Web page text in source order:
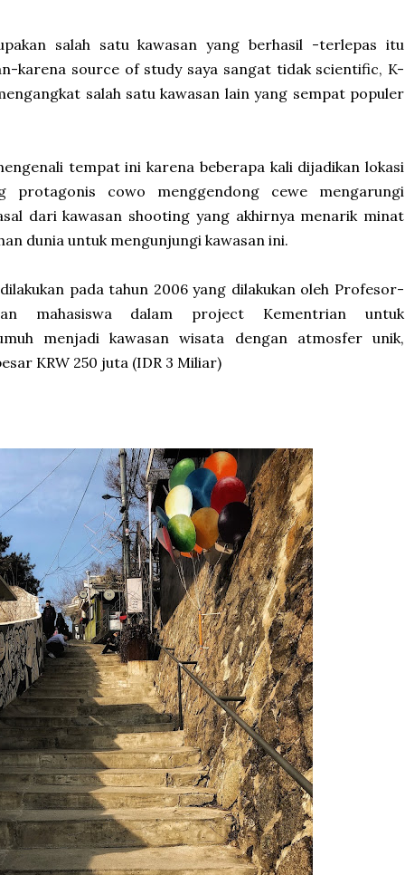
salah satu kawasan yang berhasil -terlepas itu
karena source of study saya sangat tidak scientific, K-
salah satu kawasan lain yang sempat populer
tempat ini karena beberapa kali dijadikan lokasi
protagonis cowo menggendong cewe mengarungi
dari kawasan shooting yang akhirnya menarik minat
dunia untuk mengunjungi kawasan ini.
pada tahun 2006 yang dilakukan oleh Profesor-
mahasiswa dalam project Kementrian untuk
menjadi kawasan wisata dengan atmosfer unik,
KRW 250 juta (IDR 3 Miliar)